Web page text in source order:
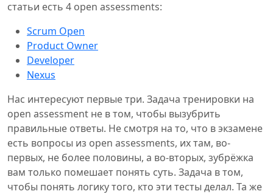
статьи есть 4 open assessments:
Scrum Open
Product Owner
Developer
Nexus
Нас интересуют первые три. Задача тренировки на
open assessment не в том, чтобы вызубрить
правильные ответы. Не смотря на то, что в экзамене
есть вопросы из open assessments, их там, во-
первых, не более половины, а во-вторых, зубрёжка
вам только помешает понять суть. Задача в том,
чтобы понять логику того, кто эти тесты делал. Та же